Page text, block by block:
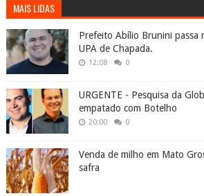
MAIS LIDAS
Prefeito Abílio Brunini passa
UPA de Chapada.
12:08 0
URGENTE - Pesquisa da
empatado com Botelho
20:00 0
Venda de milho em Mato
safra